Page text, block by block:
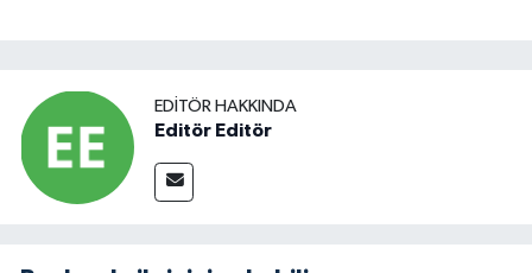
EDITÖR HAKKINDA
Editör Editör